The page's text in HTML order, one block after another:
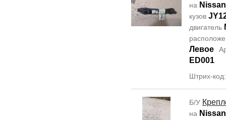
на
кузов
двигатель
Левое
ED001
Штрих-
Б/У
на